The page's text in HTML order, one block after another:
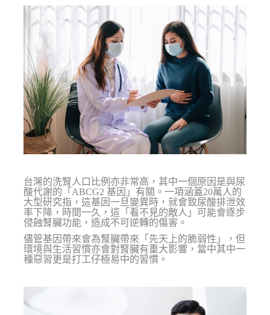
台灣的洗腎人口比例亦非常高，其中一個原因是與尿
酸代謝的「ABCG2 基因」有關。一項涵蓋20萬人的
大型研究指，這基因一旦變異時，就會致尿酸排泄效
率下降，時間一久，這「看不見的敵人」可能會逐步
侵蝕腎臟功能，造成不可逆轉的傷害。
儘管基因帶來會為腎臟帶來「先天上的脆弱性」，但
環境與生活習慣亦會對腎臟有重大影響，當中其中一
種惡習更是打工仔極易中的習慣。